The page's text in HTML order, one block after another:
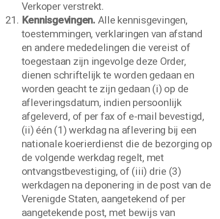
Verkoper verstrekt.
Kennisgevingen. Alle kennisgevingen,
toestemmingen, verklaringen van afstand
en andere mededelingen die vereist of
toegestaan zijn ingevolge deze Order,
dienen schriftelijk te worden gedaan en
worden geacht te zijn gedaan (i) op de
afleveringsdatum, indien persoonlijk
afgeleverd, of per fax of e-mail bevestigd,
(ii) één (1) werkdag na aflevering bij een
nationale koerierdienst die de bezorging op
de volgende werkdag regelt, met
ontvangstbevestiging, of (iii) drie (3)
werkdagen na deponering in de post van de
Verenigde Staten, aangetekend of per
aangetekende post, met bewijs van